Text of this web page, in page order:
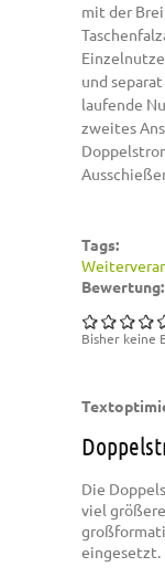
mit der
und
laufende
zweites
Tags:
Bewertung:
Bisher keine
Die
viel
eingesetzt.